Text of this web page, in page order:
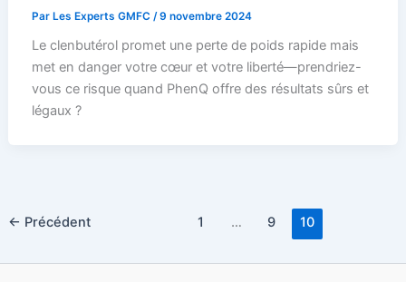
ParLes Experts GMFC /9 novembre 2024
Le clenbutérol promet une perte de poids rapide mais
met en danger votre cœur et votre liberté—prendriez-
vous ce risque quand PhenQ offre des résultats sûrs et
légaux ?
← Précédent 1 … 9 10